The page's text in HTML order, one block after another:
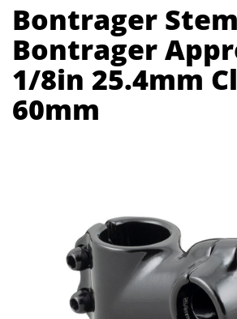
Bontrager Stem
Bontrager
1/8in 25.4mm
60mm